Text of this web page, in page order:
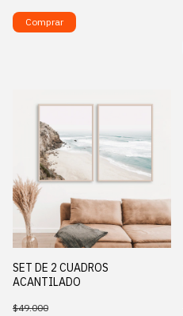
Comprar
SET DE 2 CUADROS
ACANTILADO
$49.000